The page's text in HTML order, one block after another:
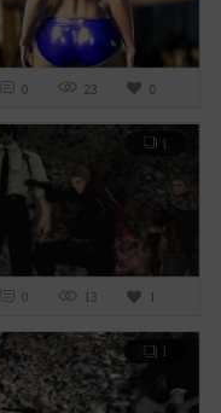
0 23 0
1
0 13 1
1